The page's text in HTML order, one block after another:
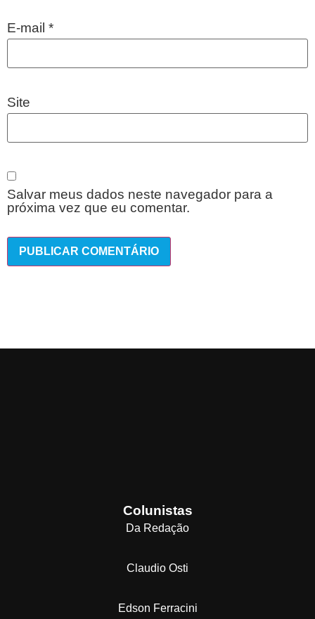
E-mail *
Site
Salvar meus dados neste navegador para a
próxima vez que eu comentar.
Colunistas
Da Redação
Claudio Osti
Edson Ferracini